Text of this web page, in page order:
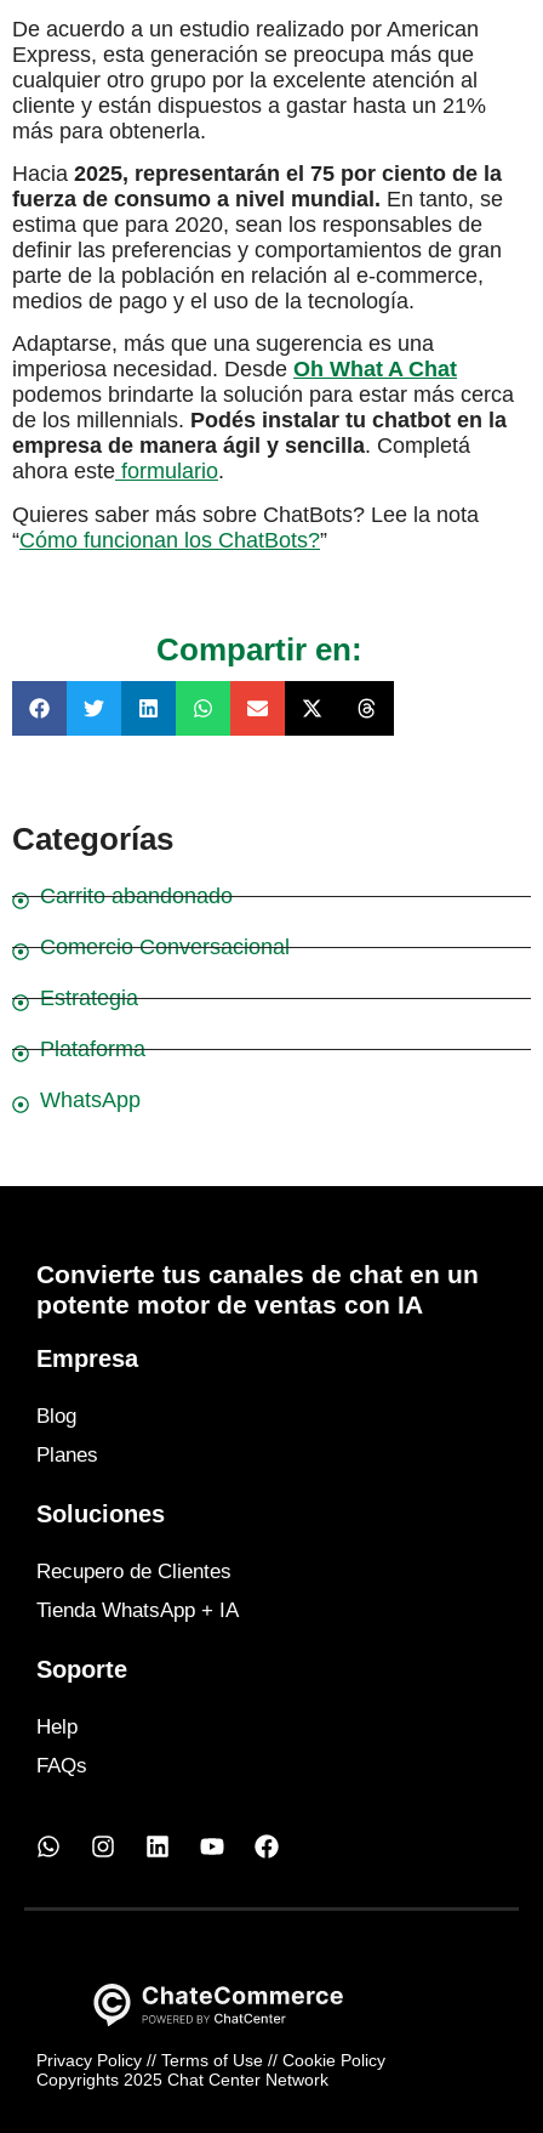
De acuerdo a un estudio realizado por American
Express, esta generación se preocupa más que
cualquier otro grupo por la excelente atención al
cliente y están dispuestos a gastar hasta un 21%
más para obtenerla.
Hacia 2025, representarán el 75 por ciento de la
fuerza de consumo a nivel mundial. En tanto, se
estima que para 2020, sean los responsables de
definir las preferencias y comportamientos de gran
parte de la población en relación al e-commerce,
medios de pago y el uso de la tecnología.
Adaptarse, más que una sugerencia es una
imperiosa necesidad. Desde Oh What A Chat
podemos brindarte la solución para estar más cerca
de los millennials. Podés instalar tu chatbot en la
empresa de manera ágil y sencilla. Completá
ahora este formulario.
Quieres saber más sobre ChatBots? Lee la nota
“Cómo funcionan los ChatBots?”
Compartir en:
Categorías
Carrito abandonado
Comercio Conversacional
Estrategia
Plataforma
WhatsApp
Convierte tus canales de chat en un
potente motor de ventas con IA
Empresa
Blog
Planes
Soluciones
Recupero de Clientes
Tienda WhatsApp + IA
Soporte
Help
FAQs
Privacy Policy // Terms of Use // Cookie Policy
Copyrights 2025 Chat Center Network